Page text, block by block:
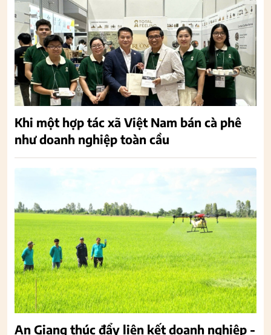
Khi một hợp tác xã Việt Nam bán cà phê
như doanh nghiệp toàn cầu
An Giang thúc đẩy liên kết doanh nghiệp -